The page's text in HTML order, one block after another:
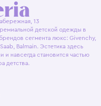
13
детской одежды в
сегмента люкс: Givenchy,
Balmain. Эстетика здесь
навсегда становится частью
детства.